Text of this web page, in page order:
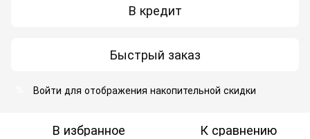
В кредит
Быстрый заказ
Войти для отображения накопительной скидки
В избранное К сравнению